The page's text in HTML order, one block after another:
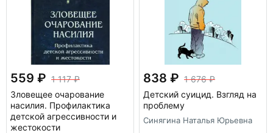
559
1 117
Зловещее очарование
насилия. Профилактика
детской агрессивности и
жестокости
838
1 676
Детский суицид. Взгляд на
проблему
Синягина Наталья Юрьевна